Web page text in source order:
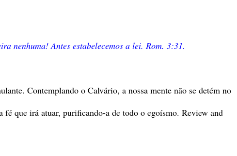
nenhuma! Antes estabelecemos a lei. Rom. 3:31.
Contemplando o Calvário, a nossa mente não se detém no
fé que irá atuar, purificando-a de todo o egoísmo. Review and